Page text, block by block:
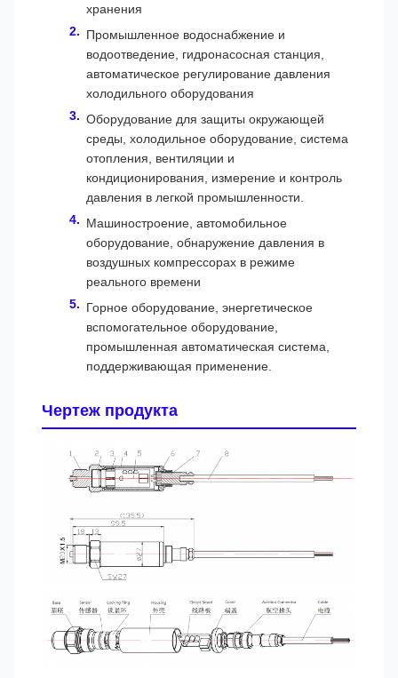
хранения
Промышленное водоснабжение и
водоотведение, гидронасосная станция,
автоматическое регулирование давления
холодильного оборудования
Оборудование для защиты окружающей
среды, холодильное оборудование, система
отопления, вентиляции и
кондиционирования, измерение и контроль
давления в легкой промышленности.
Машиностроение, автомобильное
оборудование, обнаружение давления в
воздушных компрессорах в режиме
реального времени
Горное оборудование, энергетическое
вспомогательное оборудование,
промышленная автоматическая система,
поддерживающая применение.
Чертеж продукта